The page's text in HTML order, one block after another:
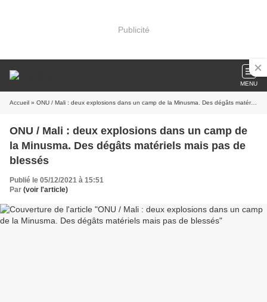
Publicité
MENU
Accueil » ONU / Mali : deux explosions dans un camp de la Minusma. Des dégâts matériels mais pas de blessés
ONU / Mali : deux explosions dans un camp de
la Minusma. Des dégâts matériels mais pas de
blessés
Publié le 05/12/2021 à 15:51
Par (voir l'article)